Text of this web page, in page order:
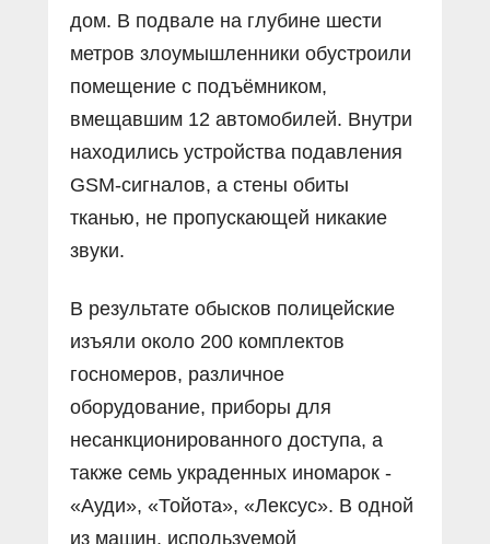
дом. В подвале на глубине шести
метров злоумышленники обустроили
помещение с подъёмником,
вмещавшим 12 автомобилей. Внутри
находились устройства подавления
GSM-сигналов, а стены обиты
тканью, не пропускающей никакие
звуки.
В результате обысков полицейские
изъяли около 200 комплектов
госномеров, различное
оборудование, приборы для
несанкционированного доступа, а
также семь украденных иномарок -
«Ауди», «Тойота», «Лексус». В одной
из машин, используемой